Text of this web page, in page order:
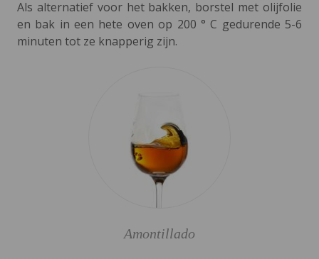
Als alternatief voor het bakken, borstel met olijfolie
en bak in een hete oven op 200 ° C gedurende 5-6
minuten tot ze knapperig zijn.
Amontillado